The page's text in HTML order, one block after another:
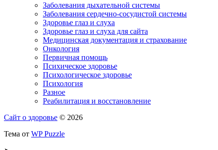
Заболевания дыхательной системы
Заболевания сердечно-сосудистой системы
Здоровье глаз и слуха
Здоровье глаз и слуха для сайта
Медицинская документация и страхование
Онкология
Первичная помощь
Психическое здоровье
Психологическое здоровье
Психология
Разное
Реабилитация и восстановление
Сайт о здоровье © 2026
Тема от WP Puzzle